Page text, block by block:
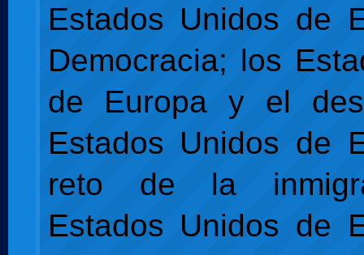
Estados Unidos de
Democracia; los
de Europa y el
Estados Unidos de
reto de la
Estados Unidos de